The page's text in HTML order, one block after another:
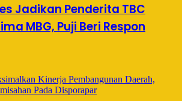
Jadikan Penderita TBC
MBG, Puji Beri Respon